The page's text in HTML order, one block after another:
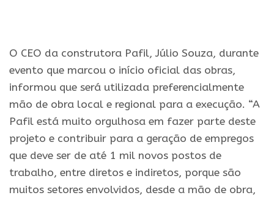
O CEO da construtora Pafil, Júlio Souza, durante
evento que marcou o início oficial das obras,
informou que será utilizada preferencialmente
mão de obra local e regional para a execução. “A
Pafil está muito orgulhosa em fazer parte deste
projeto e contribuir para a geração de empregos
que deve ser de até 1 mil novos postos de
trabalho, entre diretos e indiretos, porque são
muitos setores envolvidos, desde a mão de obra,